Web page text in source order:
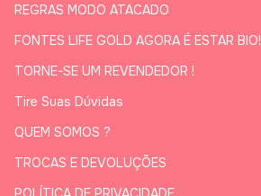
REGRAS MODO ATACADO
FONTES LIFE GOLD AGORA É ESTAR BIO!
TORNE-SE UM REVENDEDOR !
Tire Suas Dúvidas
QUEM SOMOS ?
TROCAS E DEVOLUÇÕES